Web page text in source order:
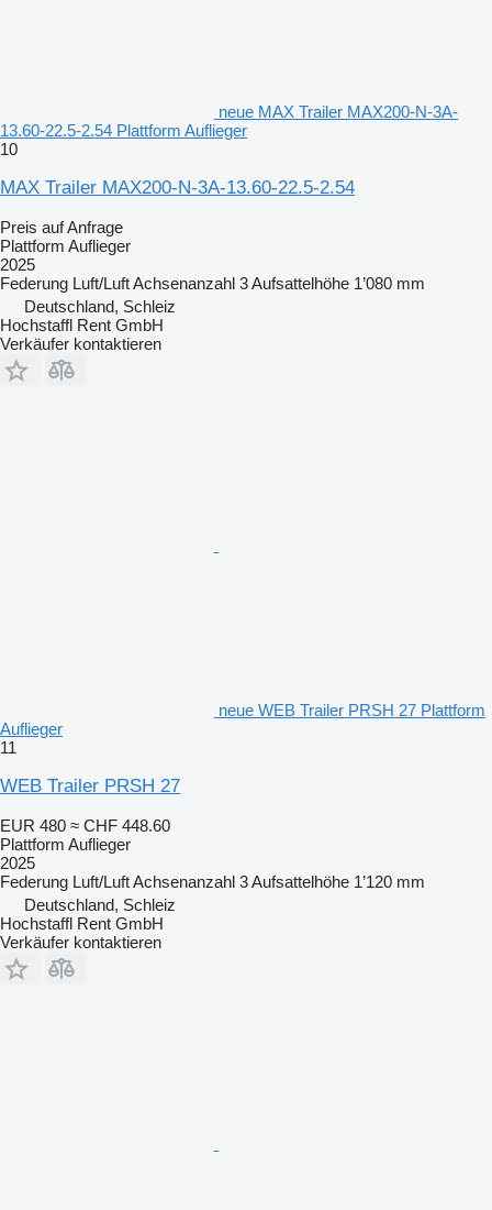
neue MAX Trailer MAX200-N-3A-
13.60-22.5-2.54 Plattform Auflieger
10
MAX Trailer MAX200-N-3A-13.60-22.5-2.54
Preis auf Anfrage
Plattform Auflieger
2025
Federung Luft/LuftAchsenanzahl 3Aufsattelhöhe 1’080 mm
Deutschland, Schleiz
Hochstaffl Rent GmbH
Verkäufer kontaktieren
neue WEB Trailer PRSH 27 Plattform
Auflieger
11
WEB Trailer PRSH 27
EUR 480 ≈ CHF 448.60
Plattform Auflieger
2025
Federung Luft/LuftAchsenanzahl 3Aufsattelhöhe 1’120 mm
Deutschland, Schleiz
Hochstaffl Rent GmbH
Verkäufer kontaktieren